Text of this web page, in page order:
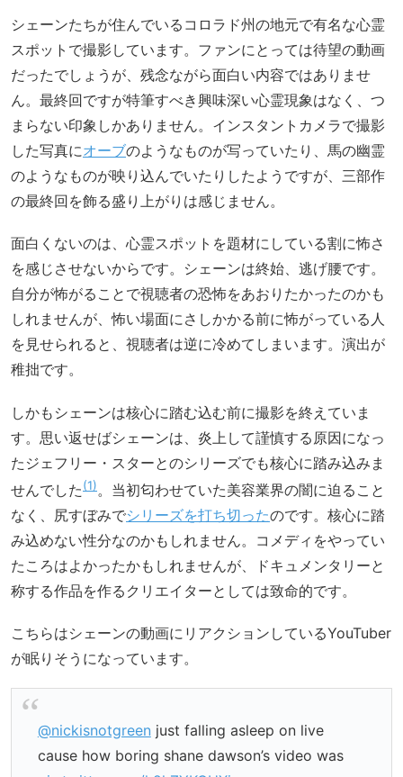
シェーンたちが住んでいるコロラド州の地元で有名な心霊
スポットで撮影しています。ファンにとっては待望の動画
だったでしょうが、残念ながら面白い内容ではありませ
ん。最終回ですが特筆すべき興味深い心霊現象はなく、つ
まらない印象しかありません。インスタントカメラで撮影
した写真にオーブのようなものが写っていたり、馬の幽霊
のようなものが映り込んでいたりしたようですが、三部作
の最終回を飾る盛り上がりは感じません。
面白くないのは、心霊スポットを題材にしている割に怖さ
を感じさせないからです。シェーンは終始、逃げ腰です。
自分が怖がることで視聴者の恐怖をあおりたかったのかも
しれませんが、怖い場面にさしかかる前に怖がっている人
を見せられると、視聴者は逆に冷めてしまいます。演出が
稚拙です。
しかもシェーンは核心に踏む込む前に撮影を終えていま
す。思い返せばシェーンは、炎上して謹慎する原因になっ
たジェフリー・スターとのシリーズでも核心に踏み込みま
せんでした 1 。当初匂わせていた美容業界の闇に迫ること
なく、尻すぼみでシリーズを打ち切ったのです。核心に踏
み込めない性分なのかもしれません。コメディをやってい
たころはよかったかもしれませんが、ドキュメンタリーと
称する作品を作るクリエイターとしては致命的です。
こちらはシェーンの動画にリアクションしているYouTuber
が眠りそうになっています。
@nickisnotgreenjust falling asleep on live
cause how boring shane dawson’s video was